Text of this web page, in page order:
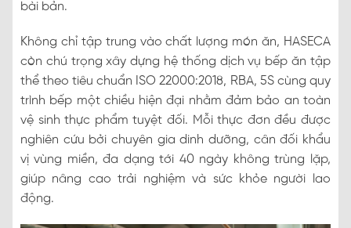
bài bản.
Không chỉ tập trung vào chất lượng món ăn, HASECA
còn chú trọng xây dựng hệ thống dịch vụ bếp ăn tập
thể theo tiêu chuẩn ISO 22000:2018, RBA, 5S cùng quy
trình bếp một chiều hiện đại nhằm đảm bảo an toàn
vệ sinh thực phẩm tuyệt đối. Mỗi thực đơn đều được
nghiên cứu bởi chuyên gia dinh dưỡng, cân đối khẩu
vị vùng miền, đa dạng tới 40 ngày không trùng lặp,
giúp nâng cao trải nghiệm và sức khỏe người lao
động.